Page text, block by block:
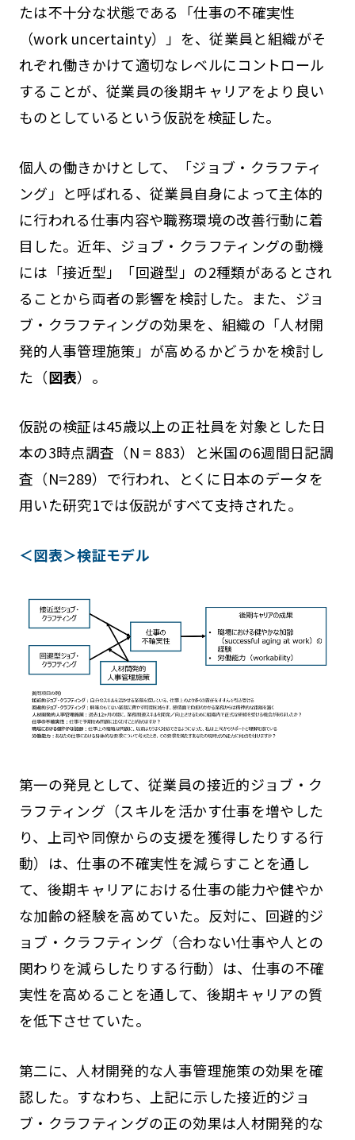
たは不十分な状態である「仕事の不確実性
（work uncertainty）」を、従業員と組織がそ
れぞれ働きかけて適切なレベルにコントロール
することが、従業員の後期キャリアをより良い
ものとしているという仮説を検証した。
個人の働きかけとして、「ジョブ・クラフティ
ング」と呼ばれる、従業員自身によって主体的
に行われる仕事内容や職務環境の改善行動に着
目した。近年、ジョブ・クラフティングの動機
には「接近型」「回避型」の2種類があるとされ
ることから両者の影響を検討した。また、ジョ
ブ・クラフティングの効果を、組織の「人材開
発的人事管理施策」が高めるかどうかを検討し
た（図表）。
仮説の検証は45歳以上の正社員を対象とした日
本の3時点調査（N = 883）と米国の6週間日記調
査（N=289）で行われ、とくに日本のデータを
用いた研究1では仮説がすべて支持された。
＜図表＞検証モデル
第一の発見として、従業員の接近的ジョブ・ク
ラフティング（スキルを活かす仕事を増やした
り、上司や同僚からの支援を獲得したりする行
動）は、仕事の不確実性を減らすことを通し
て、後期キャリアにおける仕事の能力や健やか
な加齢の経験を高めていた。反対に、回避的ジ
ョブ・クラフティング（合わない仕事や人との
関わりを減らしたりする行動）は、仕事の不確
実性を高めることを通して、後期キャリアの質
を低下させていた。
第二に、人材開発的な人事管理施策の効果を確
認した。すなわち、上記に示した接近的ジョ
ブ・クラフティングの正の効果は人材開発的な